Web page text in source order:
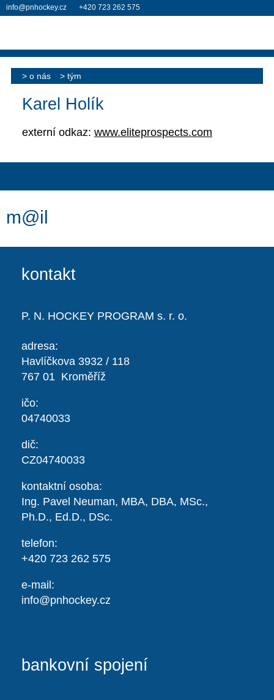
o nás tým
Karel Holík
externí odkaz: www.eliteprospects.com
info@pnhockey.cz +420 723 262 575
m@il
kontakt
P. N. HOCKEY PROGRAM s. r. o.
adresa:
Havlíčkova 3932 / 118
767 01 Kroměříž
ičo:
04740033
dič:
CZ04740033
kontaktní osoba:
Ing. Pavel Neuman, MBA, DBA, MSc.,
Ph.D., Ed.D., DSc.
telefon:
+420 723 262 575
e-mail:
info@pnhockey.cz
bankovní spojení